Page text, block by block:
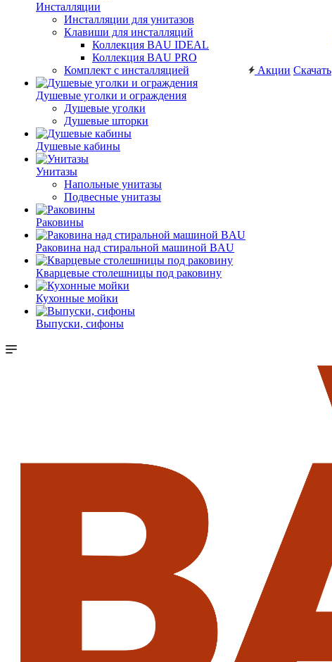
Инсталляции
Инсталляции для унитазов
Клавиши для инсталляций
Коллекция BAU IDEAL
Коллекция BAU PRO
Комплект с инсталляцией
Душевые уголки и ограждения
Душевые уголки
Душевые шторки
Душевые кабины
Унитазы
Напольные унитазы
Подвесные унитазы
Раковины
Раковина над стиральной машиной BAU
Кварцевые столешницы под раковину
Кухонные мойки
Выпуски, сифоны
Акции Скачать